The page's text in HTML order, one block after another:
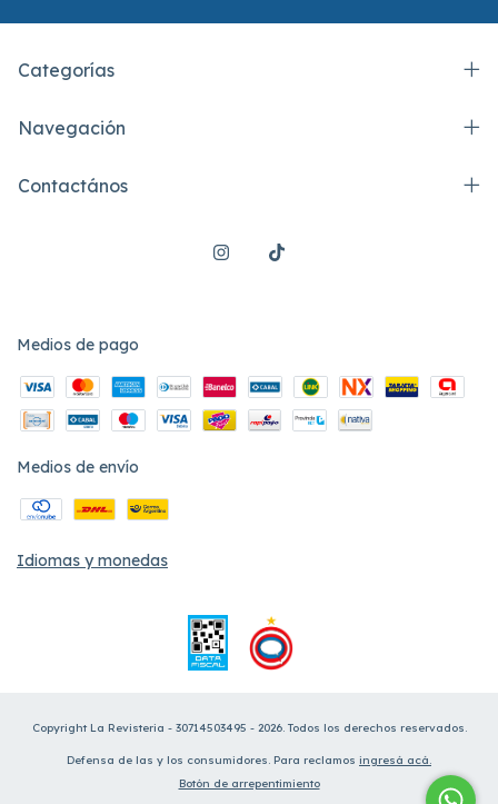
Categorías
Navegación
Contactános
Medios de pago
Medios de envío
Idiomas y monedas
Copyright La Revisteria - 30714503495 - 2026. Todos los derechos reservados.
Defensa de las y los consumidores. Para reclamos ingresá acá.
Botón de arrepentimiento